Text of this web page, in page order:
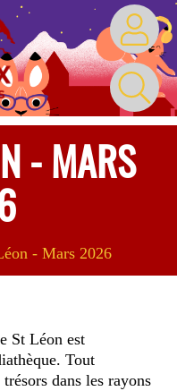
- MARS
- Mars 2026
St Léon est
Tout
dans les rayons